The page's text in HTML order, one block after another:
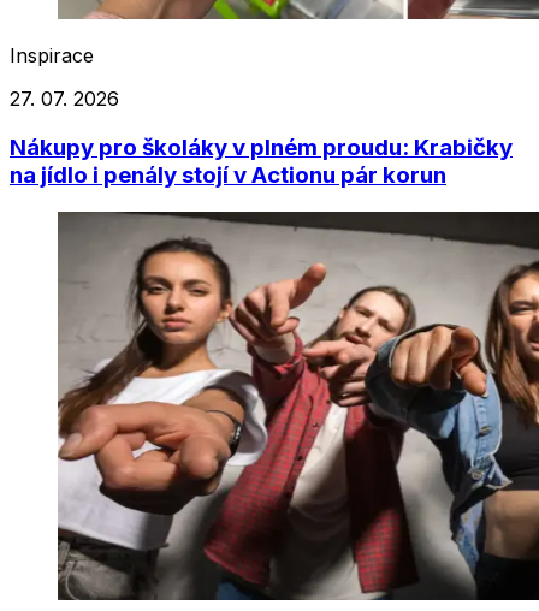
Inspirace
27. 07. 2026
Nákupy pro školáky v plném proudu: Krabičky
na jídlo i penály stojí v Actionu pár korun